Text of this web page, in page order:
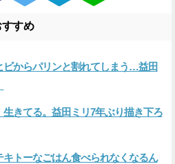
すめ
ビからパリンと割れてしまう…益田
きてる。益田ミリ7年ぶり描き下ろ
トーなごはん食べられなくなるん